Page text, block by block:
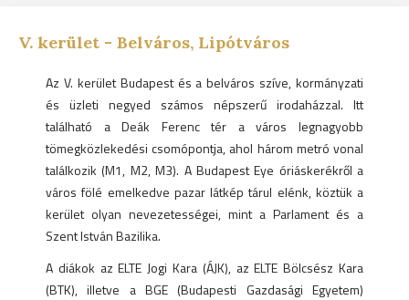
V. kerület - Belváros, Lipótváros
Az V. kerület Budapest és a belváros szíve, kormányzati
és üzleti negyed számos népszerű irodaházzal. Itt
található a Deák Ferenc tér a város legnagyobb
tömegközlekedési csomópontja, ahol három metró vonal
találkozik (M1, M2, M3). A Budapest Eye óriáskerékről a
város fölé emelkedve pazar látkép tárul elénk, köztük a
kerület olyan nevezetességei, mint a Parlament és a
Szent István Bazilika.
A diákok az ELTE Jogi Kara (ÁJK), az ELTE Bölcsész Kara
(BTK), illetve a BGE (Budapesti Gazdasági Egyetem)